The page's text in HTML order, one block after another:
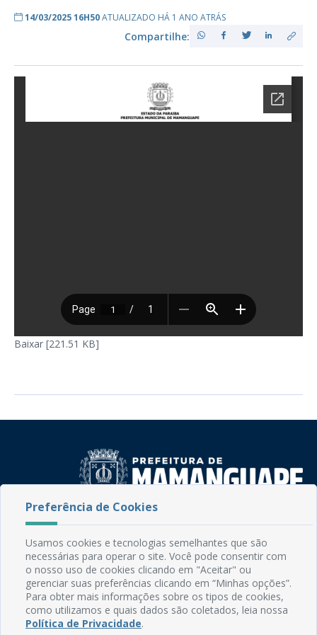
14/03/2025 16H50ATUALIZADO HÁ 1 ANO ATRÁS
Compartilhe:
Baixar [221.51 KB]
Rua do Imperador, 78, Centro
CEP: 58.280-000 - Mamanguape/PB
Fone: (83) 3292-2246
Email: comunicacao@mamanguape.pb.gov.br
Expediente: Segunda à Sexta, das 08h às 13h
Mapa do Site
Preferência de Cookies
Usamos cookies e tecnologias semelhantes que são
necessárias para operar o site. Você pode consentir com
o nosso uso de cookies clicando em "Aceitar" ou
gerenciar suas preferências clicando em “Minhas opções”.
Para obter mais informações sobre os tipos de cookies,
como utilizamos e quais dados são coletados, leia nossa
Política de Privacidade.